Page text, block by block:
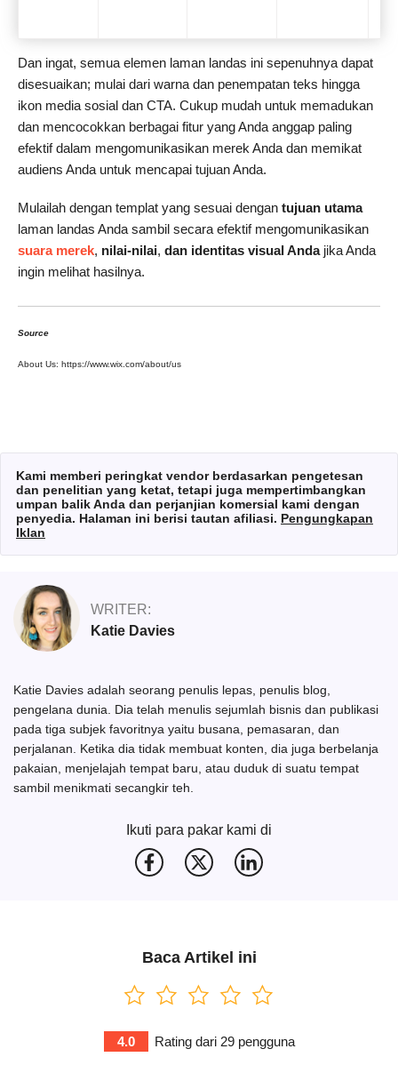
Dan ingat, semua elemen laman landas ini sepenuhnya dapat
disesuaikan; mulai dari warna dan penempatan teks hingga
ikon media sosial dan CTA. Cukup mudah untuk memadukan
dan mencocokkan berbagai fitur yang Anda anggap paling
efektif dalam mengomunikasikan merek Anda dan memikat
audiens Anda untuk mencapai tujuan Anda.
Mulailah dengan templat yang sesuai dengan tujuan utama
laman landas Anda sambil secara efektif mengomunikasikan
suara merek, nilai-nilai, dan identitas visual Andajika Anda
ingin melihat hasilnya.
Source
About Us: https://www.wix.com/about/us
Kami memberi peringkat vendor berdasarkan pengetesan
dan penelitian yang ketat, tetapi juga mempertimbangkan
umpan balik Anda dan perjanjian komersial kami dengan
penyedia. Halaman ini berisi tautan afiliasi. Pengungkapan
Iklan
WRITER:
Katie Davies
Katie Davies adalah seorang penulis lepas, penulis blog,
pengelana dunia. Dia telah menulis sejumlah bisnis dan publikasi
pada tiga subjek favoritnya yaitu busana, pemasaran, dan
perjalanan. Ketika dia tidak membuat konten, dia juga berbelanja
pakaian, menjelajah tempat baru, atau duduk di suatu tempat
sambil menikmati secangkir teh.
Ikuti para pakar kami di
Baca Artikel ini
4.0 Rating dari 29pengguna